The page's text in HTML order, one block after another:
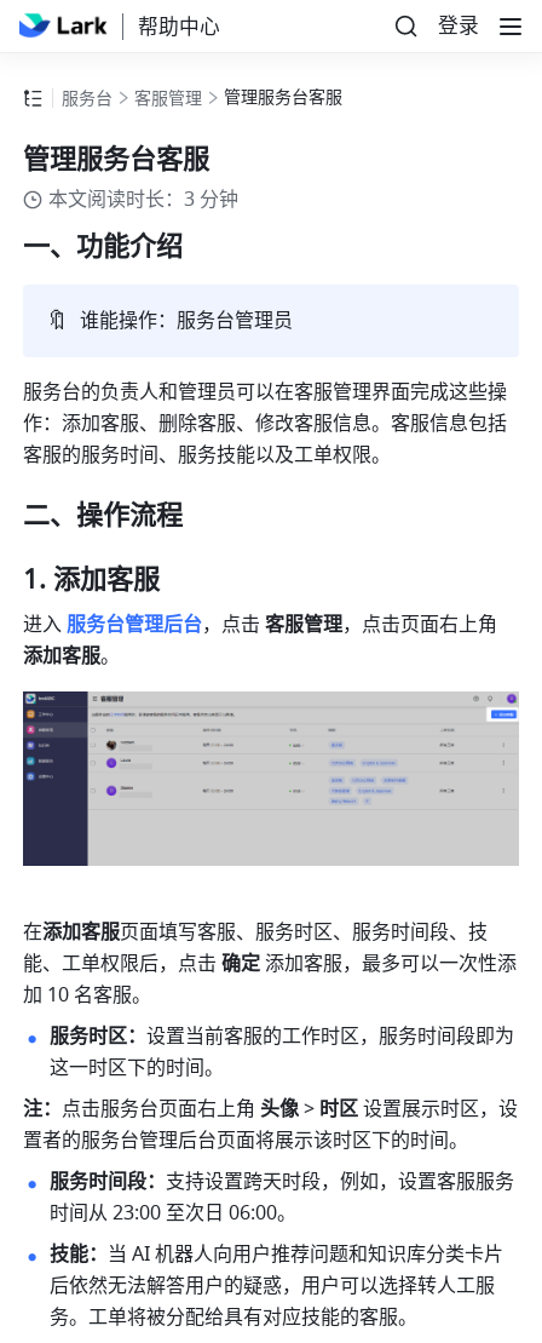
帮助中心 登录
服务台 客服管理 管理服务台客服
管理服务台客服
本文阅读时长：3 分钟
一、功能介绍
🔖 谁能操作：服务台管理员
服务台的负责人和管理员可以在客服管理界面完成这些操
作：添加客服、删除客服、修改客服信息。客服信息包括
客服的服务时间、服务技能以及工单权限。
二、操作流程
添加客服
进入服务台管理后台， 点击 客服管理
添加客服。
在添加客服页面填写客服、服务时区、服务时间段、技
能、工单权限后，点击 确定 添加客服，最多可以一次性添
加 10 名客服。
服务时区：设置当前客服的工作时区，服务时间段即为
这一时区下的时间。
注： 点击服务台页面右上角 头像 > 时区 设置展示时区，设
置者的服务台管理后台页面将展示该时区下的时间。
服务时间段：支持设置跨天时段，例如，设置客服服务
时间从 23:00 至次日 06:00。
技能： 当 AI 机器人向用户推荐问题和知识库分类卡片
后依然无法解答用户的疑惑，用户可以选择转人工服
务。工单将被分配给具有对应技能的客服。